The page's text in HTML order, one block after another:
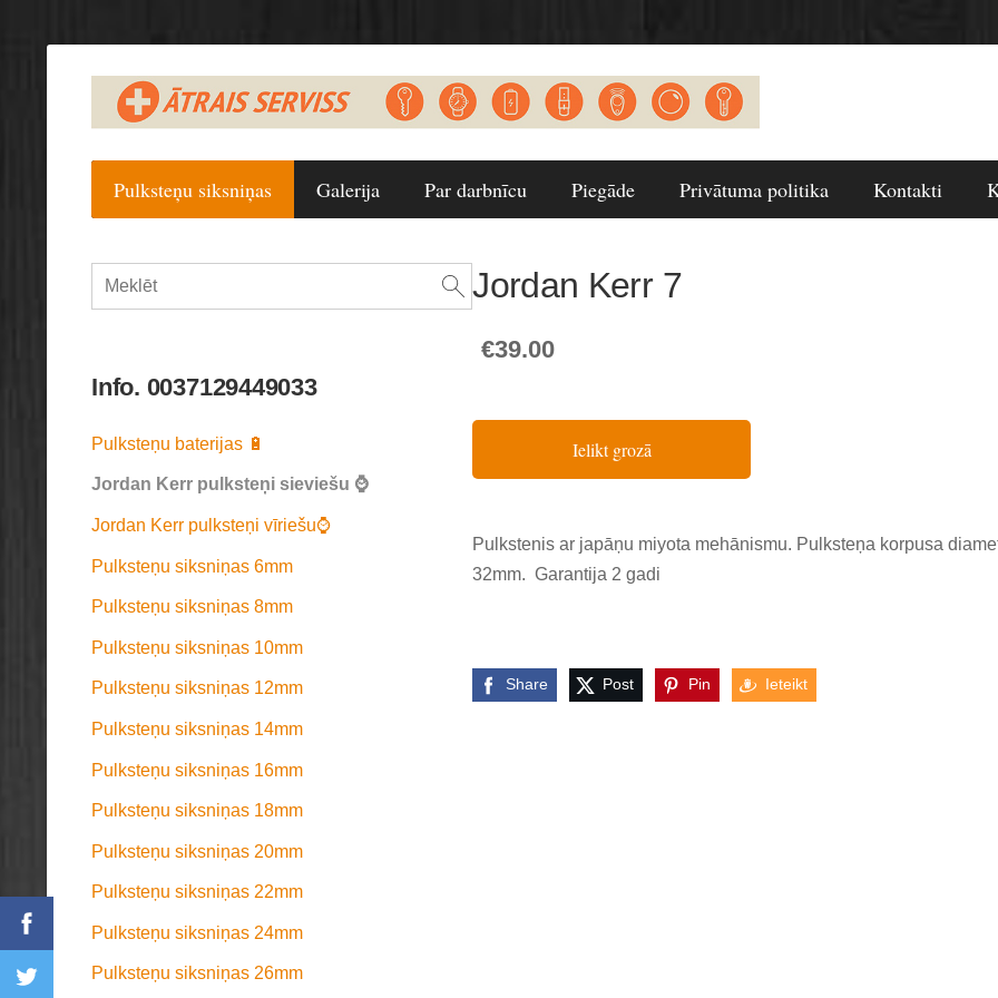
Pulksteņu siksniņas Galerija Par darbnīcu Piegāde Privātuma politika Kontakti
Info. 0037129449033
Pulksteņu baterijas 🔋
Jordan Kerr pulksteņi sieviešu ⌚
Jordan Kerr pulksteņi vīriešu⌚
Pulksteņu siksniņas 6mm
Pulksteņu siksniņas 8mm
Pulksteņu siksniņas 10mm
Pulksteņu siksniņas 12mm
Pulksteņu siksniņas 14mm
Pulksteņu siksniņas 16mm
Pulksteņu siksniņas 18mm
Pulksteņu siksniņas 20mm
Pulksteņu siksniņas 22mm
Pulksteņu siksniņas 24mm
Pulksteņu siksniņas 26mm
Jordan Kerr 7
€39.00
Ielikt grozā
Pulkstenis ar japāņu miyota mehānismu. Pulksteņa korpusa
32mm. Garantija 2 gadi
Share Post Pin Ieteikt